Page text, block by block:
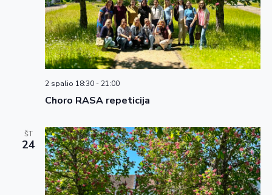
Choro RASA repeticija
2 spalio 18:30- 21:00
ŠT
24